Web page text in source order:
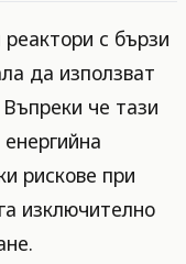
с бързи
да използват
че тази
рискове при
изключително